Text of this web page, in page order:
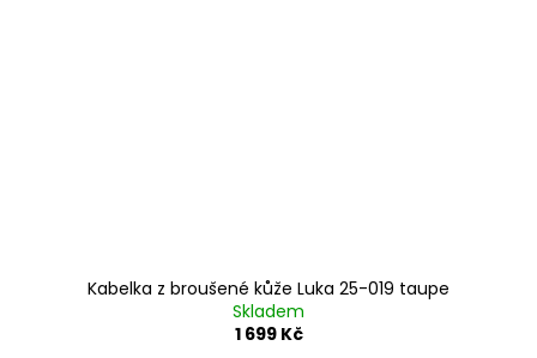
Kabelka z broušené kůže Luka 25-019 taupe
Skladem
1 699 Kč